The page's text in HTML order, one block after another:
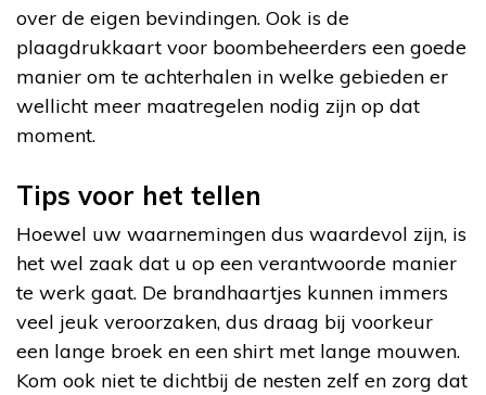
over de eigen bevindingen. Ook is de
plaagdrukkaart voor boombeheerders een goede
manier om te achterhalen in welke gebieden er
wellicht meer maatregelen nodig zijn op dat
moment.
Tips voor het tellen
Hoewel uw waarnemingen dus waardevol zijn, is
het wel zaak dat u op een verantwoorde manier
te werk gaat. De brandhaartjes kunnen immers
veel jeuk veroorzaken, dus draag bij voorkeur
een lange broek en een shirt met lange mouwen.
Kom ook niet te dichtbij de nesten zelf en zorg dat